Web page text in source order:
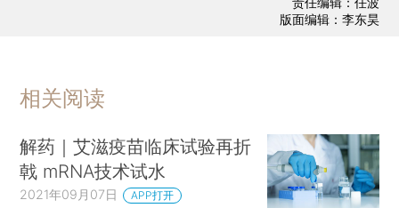
版面编辑：李东昊
相关阅读
解药｜艾滋疫苗临床试验再折
戟 mRNA技术试水
2021年09月07日 APP打开